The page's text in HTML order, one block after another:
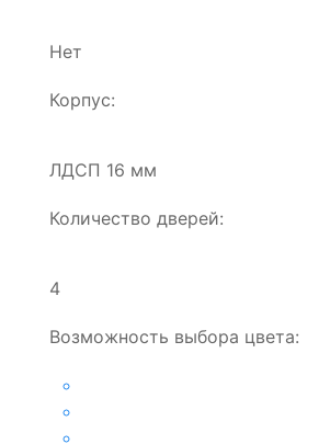
Нет
Корпус:
ЛДСП 16 мм
Количество дверей:
4
Возможность выбора цвета: